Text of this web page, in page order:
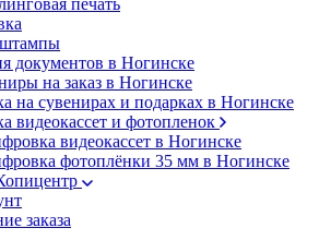
печать
документов в Ногинске
на заказ в Ногинске
на сувенирах и подарках в Ногинске
видеокассет и фотопленок
видеокассет в Ногинске
фотоплёнки 35 мм в Ногинске
заказа